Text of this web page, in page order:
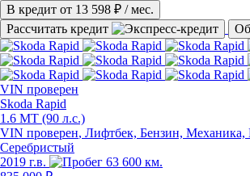
В кредит от 13 598 ₽ / мес.
Рассчитать кредит
VIN проверен
Skoda Rapid
1.6 MT (90 л.с.)
VIN проверен, Лифтбек, Бензин, Механика,
Серебристый
2019 г.в.
63 600 км.